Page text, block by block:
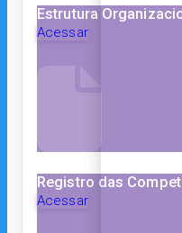
Estrutura
Acessar
Registro das
Acessar